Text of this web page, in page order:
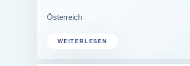
Österreich
WEITERLESEN